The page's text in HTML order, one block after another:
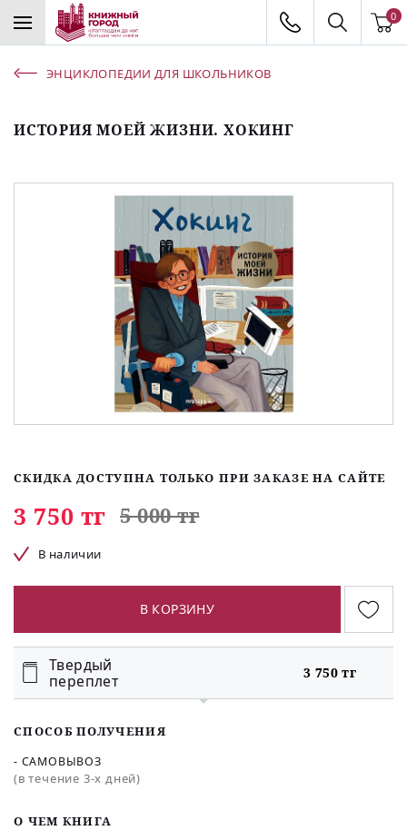
0
ЭНЦИКЛОПЕДИИ ДЛЯ ШКОЛЬНИКОВ
ИСТОРИЯ МОЕЙ ЖИЗНИ. ХОКИНГ
O ЧЕМ КНИГА
СКИДКА ДОСТУПНА ТОЛЬКО ПРИ ЗАКАЗЕ НА САЙТЕ
3 750 тг 5 000 тг
В наличии
В КОРЗИНУ
Твердый
переплет
3 750 тг
СПОСОБ ПОЛУЧЕНИЯ
- САМОВЫВОЗ
(в течение 3-х дней)